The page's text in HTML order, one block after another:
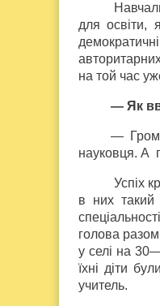
для освіти,
на той час
— Як
—
науковця. А
Успіх
в них такий
голова
у селі на
їхні діти
учитель.